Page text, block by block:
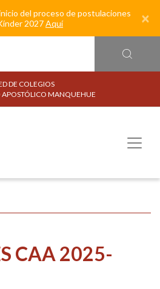
del proceso de postulaciones
2027Aquí ×
DE COLEGIOS
MANQUEHUE
CAA 2025-